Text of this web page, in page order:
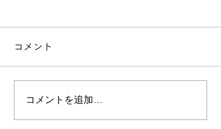
コメント
コメントを追加…